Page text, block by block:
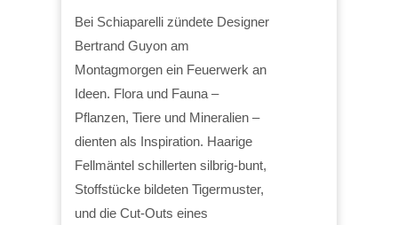
Bei Schiaparelli zündete Designer
Bertrand Guyon am
Montagmorgen ein Feuerwerk an
Ideen. Flora und Fauna –
Pflanzen, Tiere und Mineralien –
dienten als Inspiration. Haarige
Fellmäntel schillerten silbrig-bunt,
Stoffstücke bildeten Tigermuster,
und die Cut-Outs eines